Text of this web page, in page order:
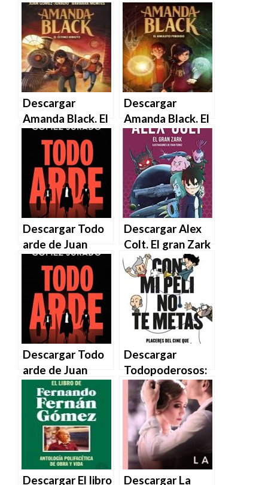
Gómez-Jurado
en EPUB | PDF |
MOBI
Gómez-Jurado
en EPUB | PDF |
MOBI
Descargar
Amanda Black. El
último minuto de
Juan Gómez-
Jurado y Bárbara
Montes en EPUB
| PDF | MOBI
Descargar
Amanda Black. El
amuleto perdido
de Juan Gómez-
Jurado y Bárbara
Montes en EPUB
| PDF | MOBI
Descargar Todo
arde de Juan
Gómez-Jurado
en EPUB | PDF |
MOBI
Descargar Alex
Colt. El gran Zark
de Juan Gómez-
Jurado en EPUB |
PDF | MOBI
Descargar Todo
arde de Juan
Gómez-Jurado
en EPUB | PDF |
MOBI
Descargar
Todopoderosos:
Con mi peli no te
metas de Juan
Gómez-Jurado
en EPUB | PDF |
MOBI
Descargar El libro Descargar La